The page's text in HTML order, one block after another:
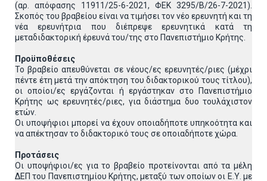
(αρ. απόφασης 11911/25-6-2021, ΦΕΚ 3295/Β/26-7-2021).
Σκοπός του βραβείου είναι να τιμήσει τον νέο ερευνητή και τη
νέα ερευνήτρια που διέπρεψε ερευνητικά κατά τη
μεταδιδακτορική έρευνά του/της στο Πανεπιστήμιο Κρήτης.
Προϋποθέσεις
Το βραβείο απευθύνεται σε νέους/ες ερευνητές/ριες (μέχρι
πέντε έτη μετά την απόκτηση του διδακτορικού τους τίτλου),
οι οποίοι/ες εργάζονται ή εργάστηκαν στο Πανεπιστήμιο
Κρήτης ως ερευνητές/ριες, για διάστημα δυο τουλάχιστον
ετών.
Οι υποψήφιοι μπορεί να έχουν οποιαδήποτε υπηκοότητα και
να απέκτησαν το διδακτορικό τους σε οποιαδήποτε χώρα.
Προτάσεις
Οι υποψήφιοι/ες για το βραβείο προτείνονται από τα μέλη
ΔΕΠ του Πανεπιστημίου Κρήτης, μεταξύ των οποίων οι Ε.Υ. με